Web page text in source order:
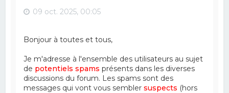
09 oct. 2025, 00:05
Bonjour à toutes et tous,
Je m'adresse à l'ensemble des utilisateurs au sujet
de potentiels spams présents dans les diverses
discussions du forum. Les spams sont des
messages qui vont vous semblersuspects (hors